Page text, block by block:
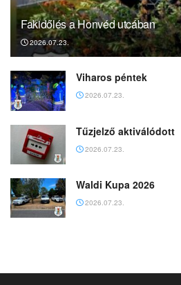
Fakidőlés a Honvéd utcában
2026.07.23.
Viharos péntek
2026.07.23.
Tűzjelző aktiválódott
2026.07.23.
Waldi Kupa 2026
2026.07.23.